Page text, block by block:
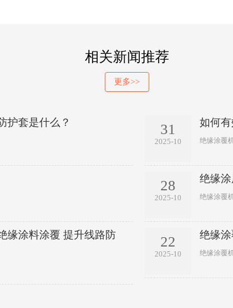
相关新闻推荐
更多>>
护套是什么？
缘涂料涂覆 提升线路防
31
2025-10
如何
绝缘涂覆
28
2025-10
绝缘
绝缘涂覆
22
2025-10
绝缘
绝缘涂覆